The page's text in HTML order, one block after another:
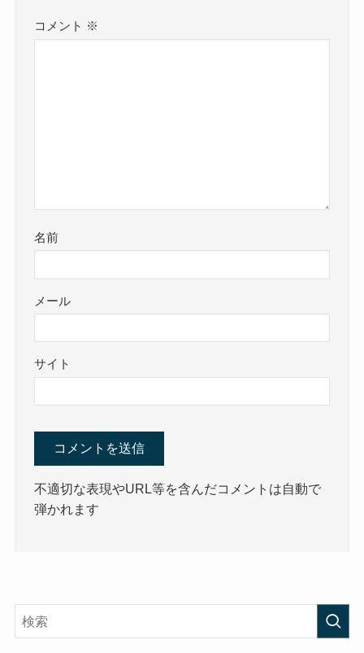
コメント ※
名前
メール
サイト
不適切な表現やURL等を含んだコメントは自動で
弾かれます